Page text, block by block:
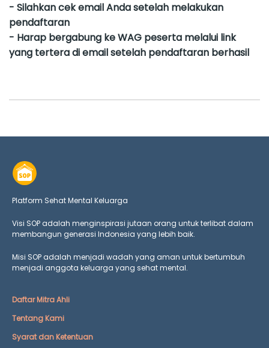
- Silahkan cek email Anda setelah melakukan
pendaftaran
- Harap bergabung ke WAG peserta melalui link
yang tertera di email setelah pendaftaran berhasil
Platform Sehat Mental Keluarga
Visi SOP adalah menginspirasi jutaan orang untuk terlibat dalam
membangun generasi Indonesia yang lebih baik.
Misi SOP adalah menjadi wadah yang aman untuk bertumbuh
menjadi anggota keluarga yang sehat mental.
Daftar Mitra Ahli
Tentang Kami
Syarat dan Ketentuan